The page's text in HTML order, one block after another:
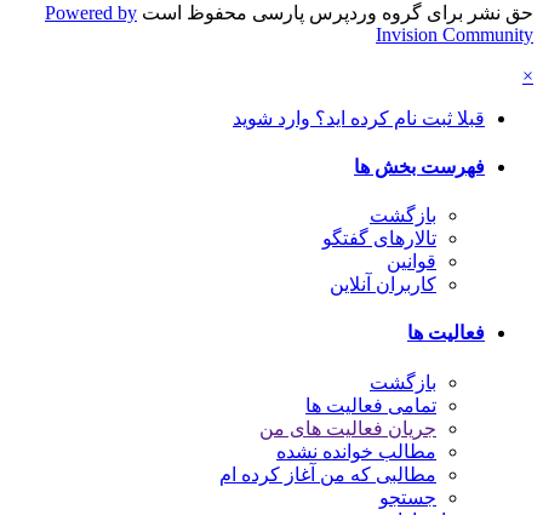
حق نشر برای گروه وردپرس پارسی محفوظ است Powered by
Invision Community
×
قبلا ثبت نام کرده اید؟ وارد شوید
فهرست بخش ها
بازگشت
تالارهای گفتگو
قوانین
کاربران آنلاین
فعالیت ها
بازگشت
تمامی فعالیت ها
جریان فعالیت های من
مطالب خوانده نشده
مطالبی که من آغاز کرده ام
جستجو